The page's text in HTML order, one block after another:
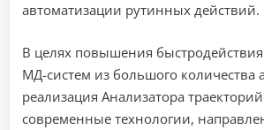
автоматизации рутинных действий.
В целях повышения
МД-систем из большого количества
реализация Анализатора
современные технологии,